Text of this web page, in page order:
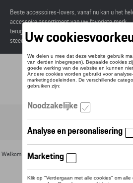
Beste accessoires-lovers, vanaf nu kan u het
accessoire assortiment van uw favoriete merk
terugvinden in de online catalogus. Deze kunnen
steeds besteld worden via uw dealer.
Toggle
Welkom >Voor u >Textiel >